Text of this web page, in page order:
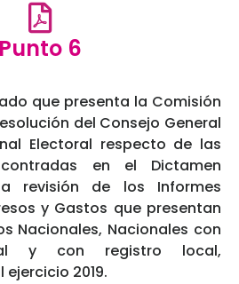
Punto 6
que presenta la Comisión
del Consejo General
Electoral respecto de las
en el Dictamen
revisión de los Informes
y Gastos que presentan
Nacionales, Nacionales con
y con registro local,
2019.